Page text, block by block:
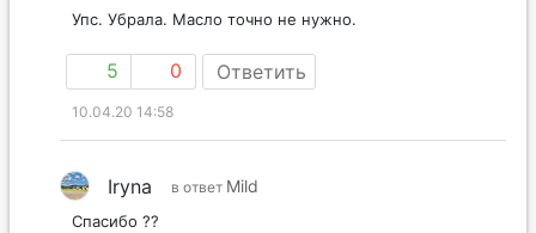
Упс. Убрала. Масло точно не нужно.
5 0 Ответить
10.04.20 14:58
Iryna в ответ Mild
Спасибо ??